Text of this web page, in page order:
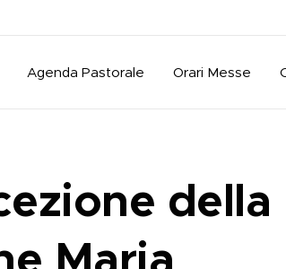
Agenda Pastorale Orari Messe
della